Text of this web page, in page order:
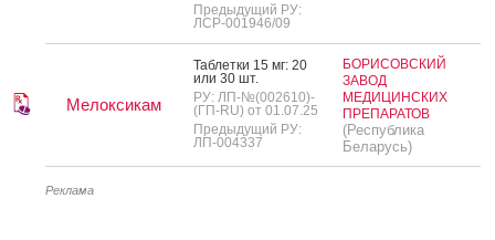
Предыдущий РУ:
ЛСР-001946/09
Мелоксикам
Таб­летки 15 мг: 20
или 30 шт.
РУ: ЛП-№(002610)-
(ГП-RU) от 01.07.25
Предыдущий РУ:
ЛП-004337
БОРИСОВСКИЙ
ЗАВОД
МЕДИЦИНСКИХ
ПРЕПАРАТОВ
(Республика
Беларусь)
Реклама